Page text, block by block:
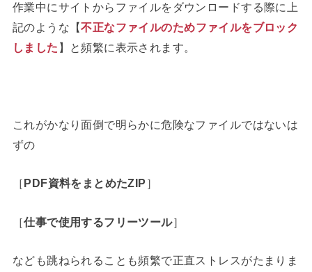
作業中にサイトからファイルをダウンロードする際に上
記のような【不正なファイルのためファイルをブロック
しました 】と頻繁に表示されます。
これがかなり面倒で明らかに危険なファイルではないは
ずの
［ PDF資料をまとめたZIP ］
［仕事で使用するフリーツール］
なども跳ねられることも頻繁で正直ストレスがたまりま